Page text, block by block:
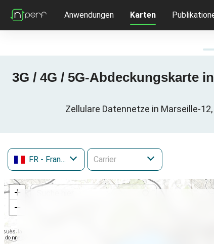
Anwendungen Karten
3G / 4G / 5G-Abdeckungskarte
Zellulare Datennetze in Marseille-
FR - Frankreich
+
−